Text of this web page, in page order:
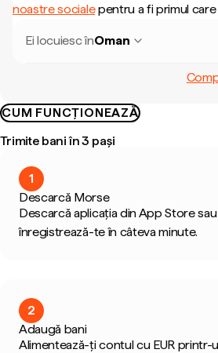
noastre socialepentru a fi primul care
Ei locuiesc înOman
CUM FUNCȚIONEAZĂ
Trimite bani în 3 pași
1
Descarcă Morse
Descarcă aplicația din App Store
înregistrează-te în câteva minute.
2
Adaugă bani
Alimentează-ți contul cu EUR